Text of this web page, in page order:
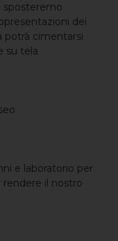
sposteremo
dei
potrà cimentarsi
su tela
e laboratorio per
rendere il nostro